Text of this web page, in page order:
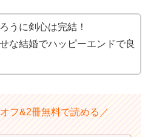
うに剣心は完結！
な結婚でハッピーエンドで良
フ&2冊無料で読める／